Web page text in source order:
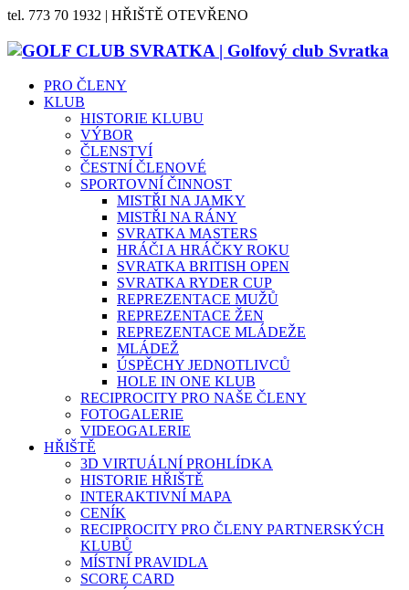
tel. 773 70 1932 | HŘIŠTĚ OTEVŘENO
PRO ČLENY
KLUB
HISTORIE KLUBU
VÝBOR
ČLENSTVÍ
ČESTNÍ ČLENOVÉ
SPORTOVNÍ ČINNOST
MISTŘI NA JAMKY
MISTŘI NA RÁNY
SVRATKA MASTERS
HRÁČI A HRÁČKY ROKU
SVRATKA BRITISH OPEN
SVRATKA RYDER CUP
REPREZENTACE MUŽŮ
REPREZENTACE ŽEN
REPREZENTACE MLÁDEŽE
MLÁDEŽ
ÚSPĚCHY JEDNOTLIVCŮ
HOLE IN ONE KLUB
RECIPROCITY PRO NAŠE ČLENY
FOTOGALERIE
VIDEOGALERIE
HŘIŠTĚ
3D VIRTUÁLNÍ PROHLÍDKA
HISTORIE HŘIŠTĚ
INTERAKTIVNÍ MAPA
CENÍK
RECIPROCITY PRO ČLENY PARTNERSKÝCH
KLUBŮ
MÍSTNÍ PRAVIDLA
SCORE CARD